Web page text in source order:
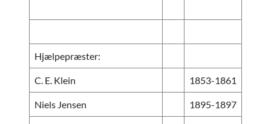
Hjælpepræster:
C. E. Klein 1853-1861
Niels Jensen 1895-1897